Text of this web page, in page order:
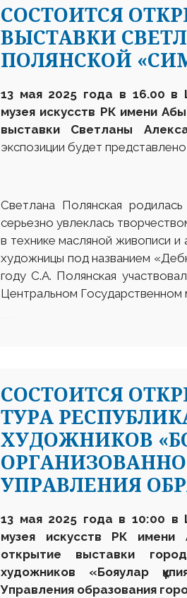
СОСТОИТСЯ
ВЫСТАВКИ
ПОЛЯНСКОЙ
13 мая 2025 года в 16.00 в
музея искусств РК имени
выставки Светланы
экспозиции будет
Светлана Полянская
серьезно увлеклась
в технике масляной живописи и
художницы под названием
году С.А. Полянская
Центральном Государственном
СОСТОИТСЯ
ТУРА
ХУДОЖНИКОВ
УПРАВЛЕНИЯ
13 мая 2025 года в 10:00 в
музея искусств РК имени
открытие выставки
художников «Бояулар
Управления образования